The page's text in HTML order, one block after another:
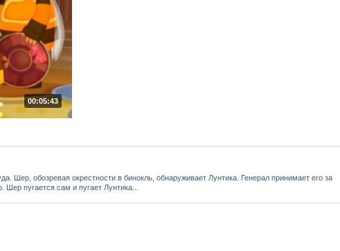
00:05:43
Шер, обозревая окрестности в бинокль, обнаруживает Лунтика. Генерал принимает его за
пугается сам и пугает Лунтика...